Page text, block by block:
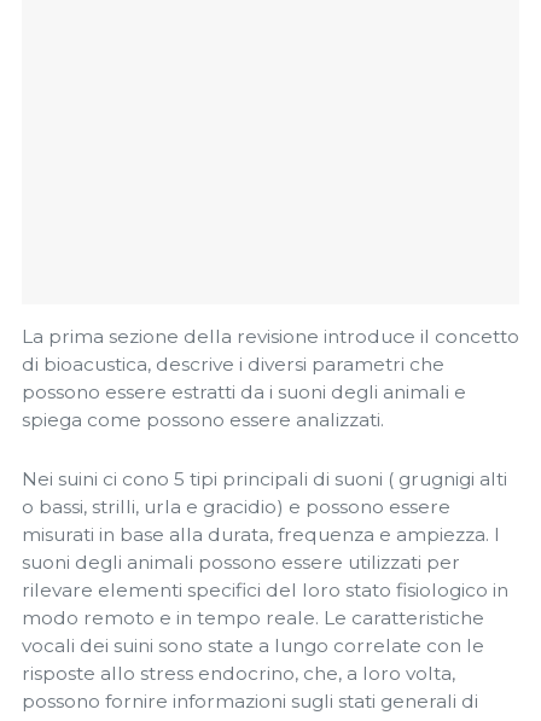
La prima sezione della revisione introduce il concetto
di bioacustica, descrive i diversi parametri che
possono essere estratti da i suoni degli animali e
spiega come possono essere analizzati.
Nei suini ci cono 5 tipi principali di suoni ( grugnigi alti
o bassi, strilli, urla e gracidio) e possono essere
misurati in base alla durata, frequenza e ampiezza. I
suoni degli animali possono essere utilizzati per
rilevare elementi specifici del loro stato fisiologico in
modo remoto e in tempo reale. Le caratteristiche
vocali dei suini sono state a lungo correlate con le
risposte allo stress endocrino, che, a loro volta,
possono fornire informazioni sugli stati generali di